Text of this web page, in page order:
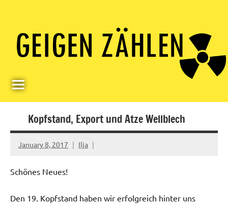
contentGeigerzähler
Kopfstand, Export und Atze Wellblech
January 8, 2017 Ilja
Schönes Neues!
Den 19. Kopfstand haben wir erfolgreich hinter uns